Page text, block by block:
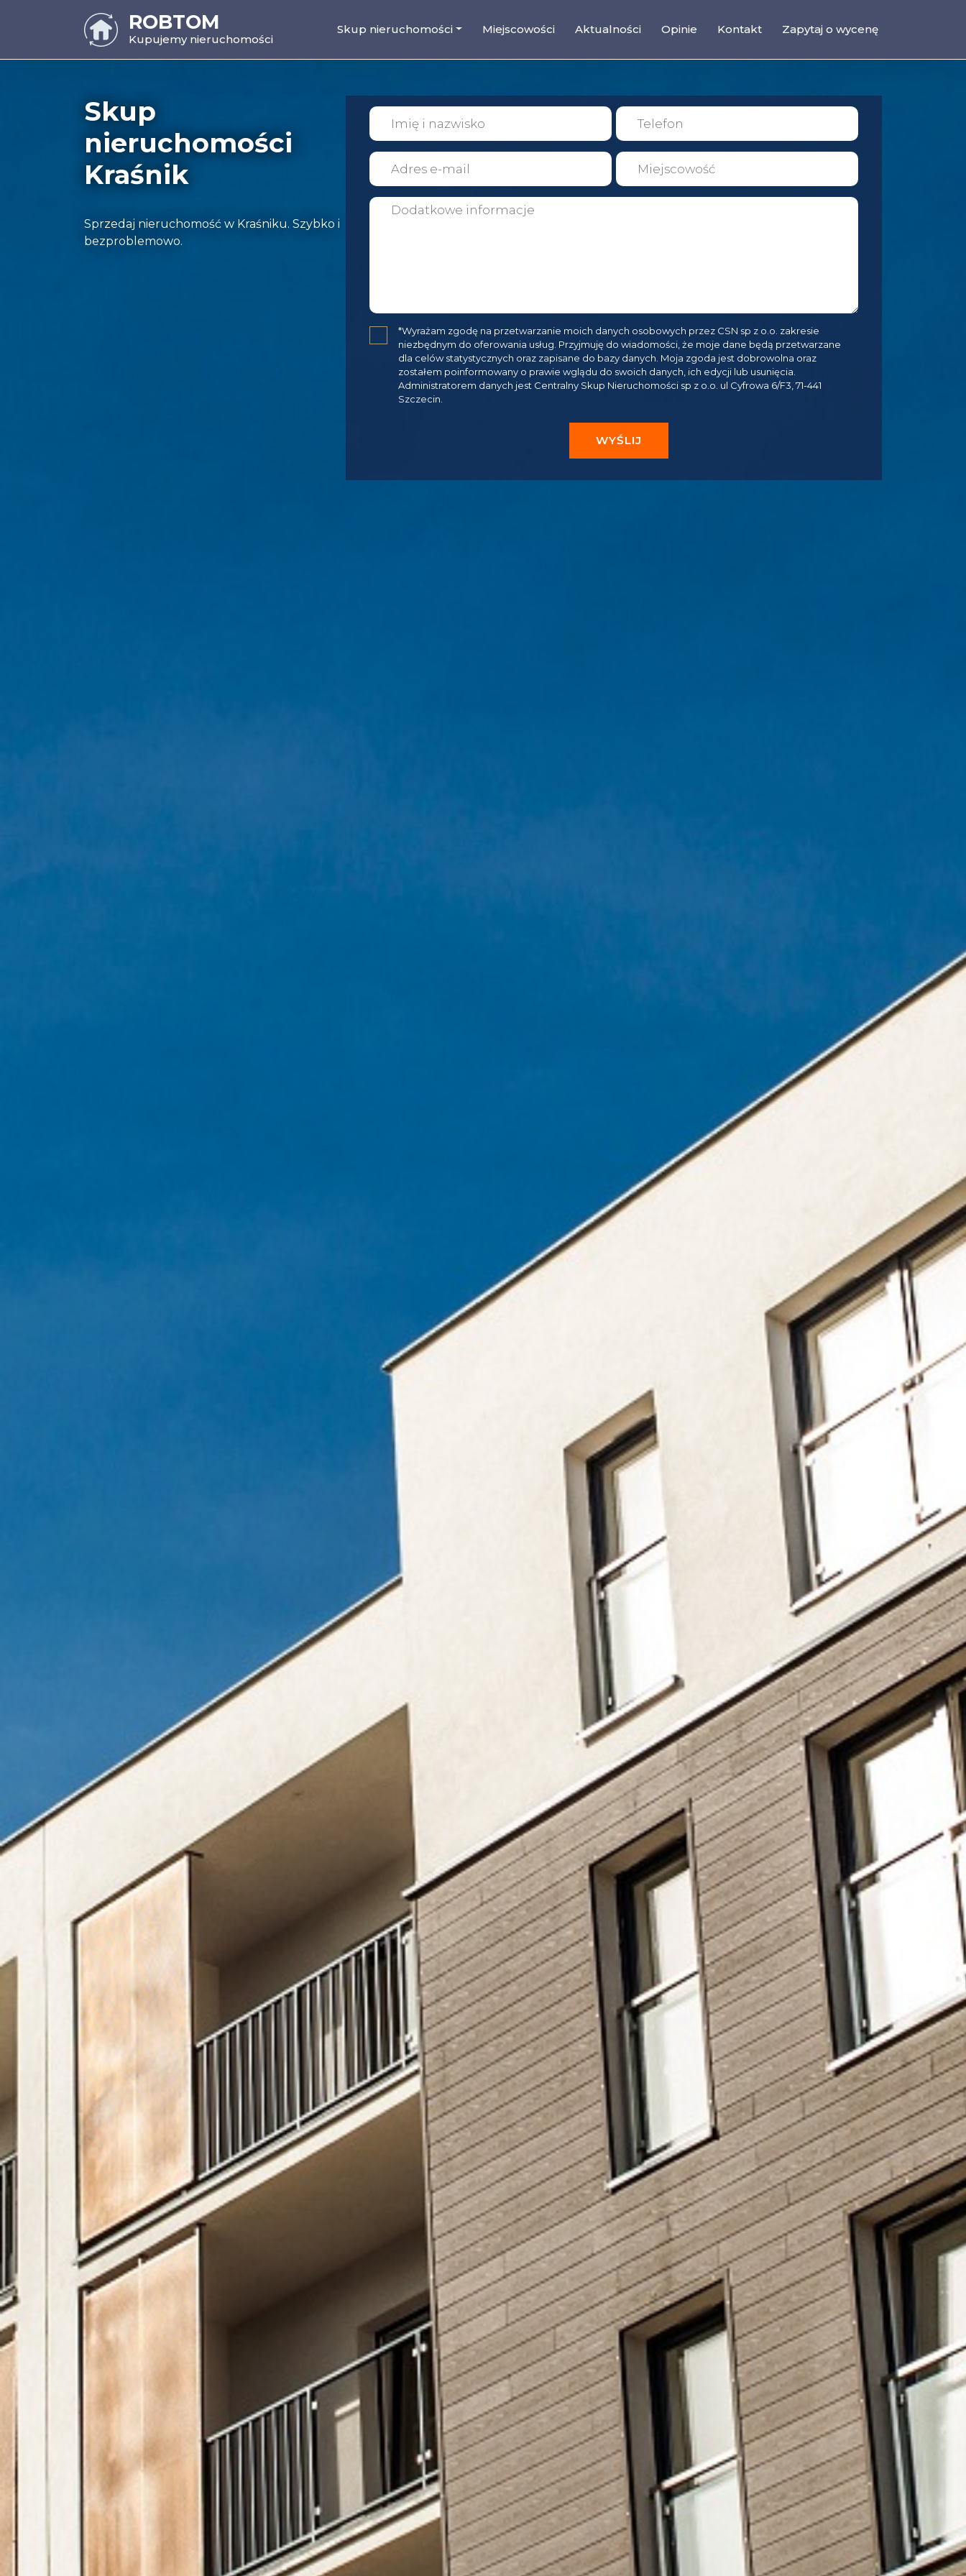
ROBTOM
Kupujemy nieruchomości
Skup nieruchomości Miejscowości Aktualności Opinie Kontakt Zapytaj o wycenę
Skup
nieruchomości
Kraśnik
Sprzedaj nieruchomość w Kraśniku. Szybko i
bezproblemowo.
*Wyrażam zgodę na przetwarzanie moich danych osobowych przez CSN sp z o.o. zakresie
niezbędnym do oferowania usług. Przyjmuję do wiadomości, że moje dane będą przetwarzane
dla celów statystycznych oraz zapisane do bazy danych. Moja zgoda jest dobrowolna oraz
zostałem poinformowany o prawie wglądu do swoich danych, ich edycji lub usunięcia.
Administratorem danych jest Centralny Skup Nieruchomości sp z o.o. ul Cyfrowa 6/F3, 71-441
Szczecin.
WYŚLIJ